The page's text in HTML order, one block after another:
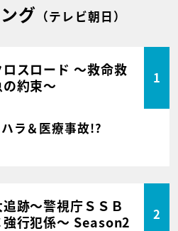
グ （テレビ朝日）
ロスロード ～救命救
の約束～
1
ラ＆医療事故!?
追跡～警視庁ＳＳＢ
強行犯係～ Season2
2